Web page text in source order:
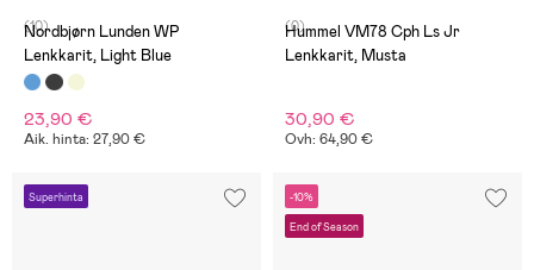
(10)
Nordbjørn Lunden WP
Lenkkarit, Light Blue
23,90 €
Aik. hinta: 27,90 €
(0)
Hummel VM78 Cph Ls Jr
Lenkkarit, Musta
30,90 €
Ovh: 64,90 €
Superhinta -10%
End of Season